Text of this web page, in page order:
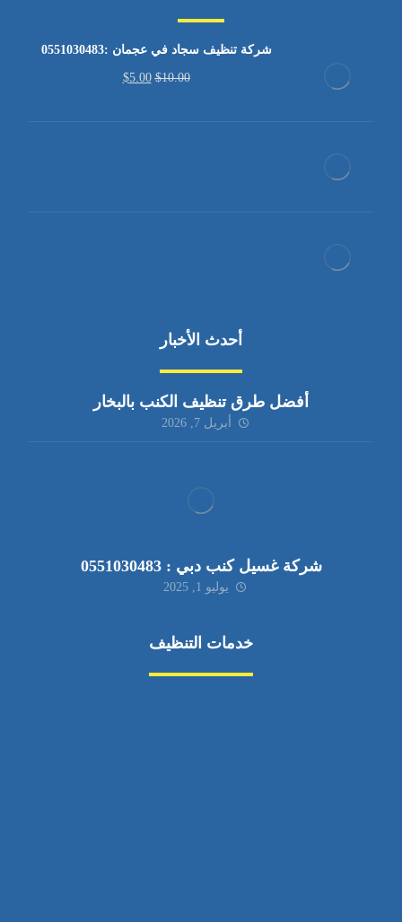
شركة تنظيف سجاد في عجمان :0551030483
$10.00
$5.00
أحدث الأخبار
أفضل طرق تنظيف الكنب بالبخار
أبريل 7, 2026
شركة غسيل كنب دبي : 0551030483
يوليو 1, 2025
خدمات التنظيف